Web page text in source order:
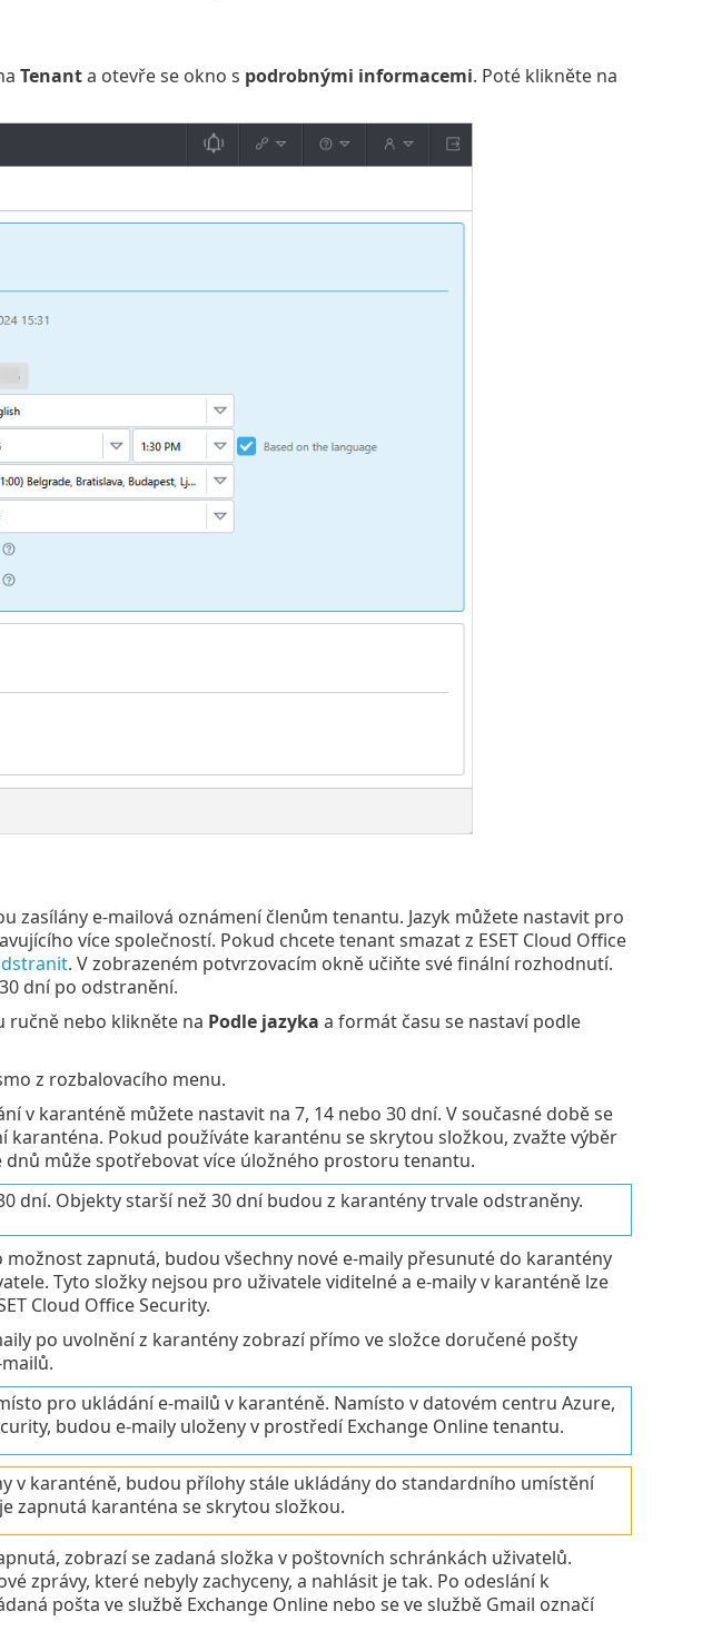
Tenanta otevře se okno s podrobnými informacemi. Poté klikněte na
zasílány e-mailová oznámení členům tenantu. Jazyk můžete nastavit pro
více společností. Pokud chcete tenant smazat z ESET Cloud Office
. V zobrazeném potvrzovacím okně učiňte své finální rozhodnutí.
dní po odstranění.
ručně nebo klikněte na Podle jazyka a formát času se nastaví podle
z rozbalovacího menu.
v karanténě můžete nastavit na 7, 14 nebo 30 dní. V současné době se
karanténa. Pokud používáte karanténu se skrytou složkou, zvažte výběr
může spotřebovat více úložného prostoru tenantu.
dní. Objekty starší než 30 dní budou z karantény trvale odstraněny.
možnost zapnutá, budou všechny nové e-maily přesunuté do karantény
Tyto složky nejsou pro uživatele viditelné a e-maily v karanténě lze
Cloud Office Security.
po uvolnění z karantény zobrazí přímo ve složce doručené pošty
pro ukládání e-mailů v karanténě. Namísto v datovém centru Azure,
budou e-maily uloženy v prostředí Exchange Online tenantu.
v karanténě, budou přílohy stále ukládány do standardního umístění
zapnutá karanténa se skrytou složkou.
zobrazí se zadaná složka v poštovních schránkách uživatelů.
zprávy, které nebyly zachyceny, a nahlásit je tak. Po odeslání k
pošta ve službě Exchange Online nebo se ve službě Gmail označí